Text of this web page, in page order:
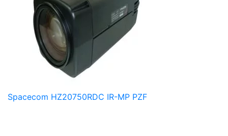
Spacecom HZ20750RDC IR-MP PZF